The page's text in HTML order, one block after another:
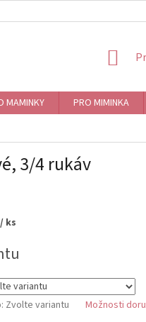
MAMINKY PRO MIMINKA
3/4 rukáv
/ ks
Zvolte variantu Možnosti